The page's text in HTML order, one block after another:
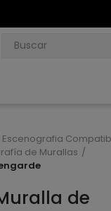
Escenografia
de Murallas
de